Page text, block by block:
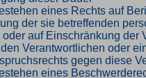
eines Rechts auf
der sie betreffenden
oder auf Einschränkung der
Verantwortlichen oder
gegen diese
eines